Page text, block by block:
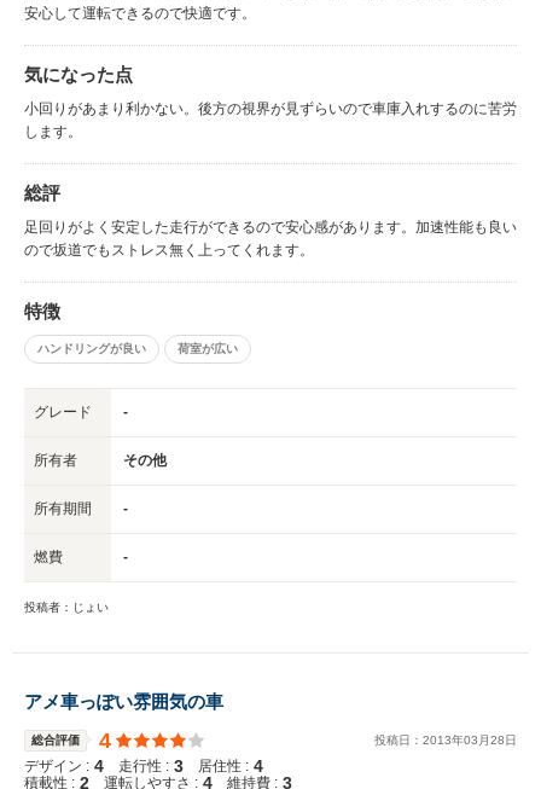
安心して運転できるので快適です。
気になった点
小回りがあまり利かない。後方の視界が見ずらいので車庫入れするのに苦労
します。
総評
足回りがよく安定した走行ができるので安心感があります。加速性能も良い
ので坂道でもストレス無く上ってくれます。
特徴
ハンドリングが良い 荷室が広い
グレード -
所有者 その他
所有期間 -
燃費 -
投稿者：じょい
アメ車っぽい雰囲気の車
総合評価 4 投稿日： 2013年03 月28日
デザイン : 4 走行性 : 3 居住性 : 4
積載性 : 2 運転しやすさ : 4 維持費 : 3